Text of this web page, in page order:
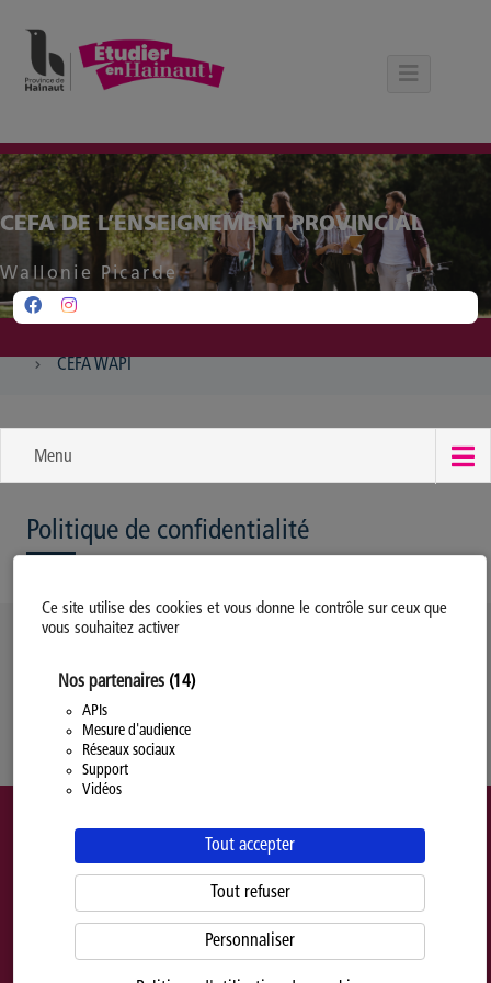
Ce site utilise des cookies et vous donne le contrôle sur ceux que
vous souhaitez activer
Nos partenaires (14)
APIs
Mesure d'audience
Réseaux sociaux
Support
Vidéos
Tout accepter
Tout refuser
Personnaliser
CEFA DE L’ENSEIGNEMENT PROVINCIAL
Wallonie Picarde
CEFA WAPI
Menu
Politique de confidentialité
Modifiez votre consentement
Politique Générale de Confidentialité